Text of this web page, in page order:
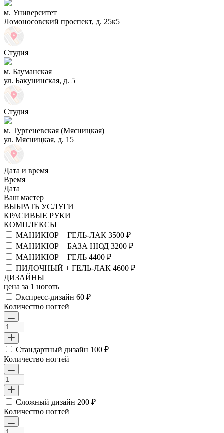
м. Университет
Ломоносовский проспект, д. 25к5
Студия
м. Бауманская
ул. Бакунинская, д. 5
Студия
м. Тургеневская (Мясницкая)
ул. Мясницкая, д. 15
Дата и время
Время
Дата
Ваш мастер
ВЫБРАТЬ УСЛУГИ
КРАСИВЫЕ РУКИ
КОМПЛЕКСЫ
МАНИКЮР + ГЕЛЬ-ЛАК 3500 ₽
МАНИКЮР + БАЗА НЮД 3200 ₽
МАНИКЮР + ГЕЛЬ 4400 ₽
ПИЛОЧНЫЙ + ГЕЛЬ-ЛАК 4600 ₽
ДИЗАЙНЫ
цена за 1 ноготь
Экспресс-дизайн 60 ₽
Количество ногтей
Стандартный дизайн 100 ₽
Количество ногтей
Сложный дизайн 200 ₽
Количество ногтей